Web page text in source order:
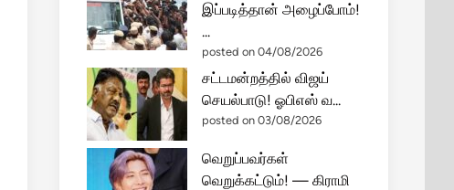
இப்படித்தான் அழைப்போம்!
...
posted on 04/08/2026
சட்டமன்றத்தில் விஜய்
செயல்பாடு! ஓபிஎஸ் வ...
posted on 03/08/2026
வெறுப்பவர்கள்
வெறுக்கட்டும்! — கிராமி